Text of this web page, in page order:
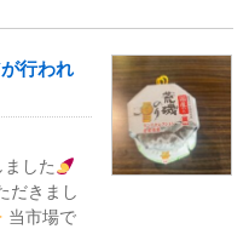
行われ
した
だきまし
当市場で